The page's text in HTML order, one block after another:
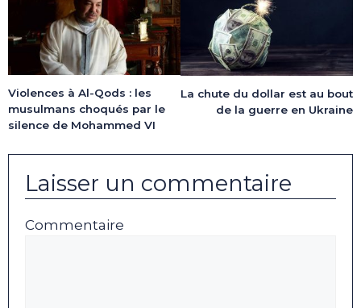
Violences à Al-Qods : les
musulmans choqués par le
silence de Mohammed VI
La chute du dollar est au bout
de la guerre en Ukraine
Laisser un commentaire
Commentaire